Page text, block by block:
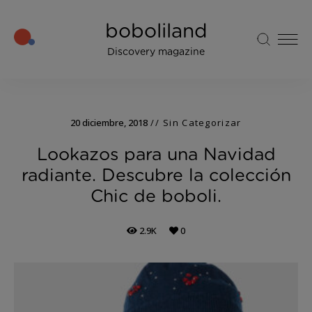
boboliland
Discovery magazine
20 diciembre, 2018 Sin Categorizar
Lookazos para una Navidad
radiante. Descubre la colección
Chic de boboli.
2.9K 0